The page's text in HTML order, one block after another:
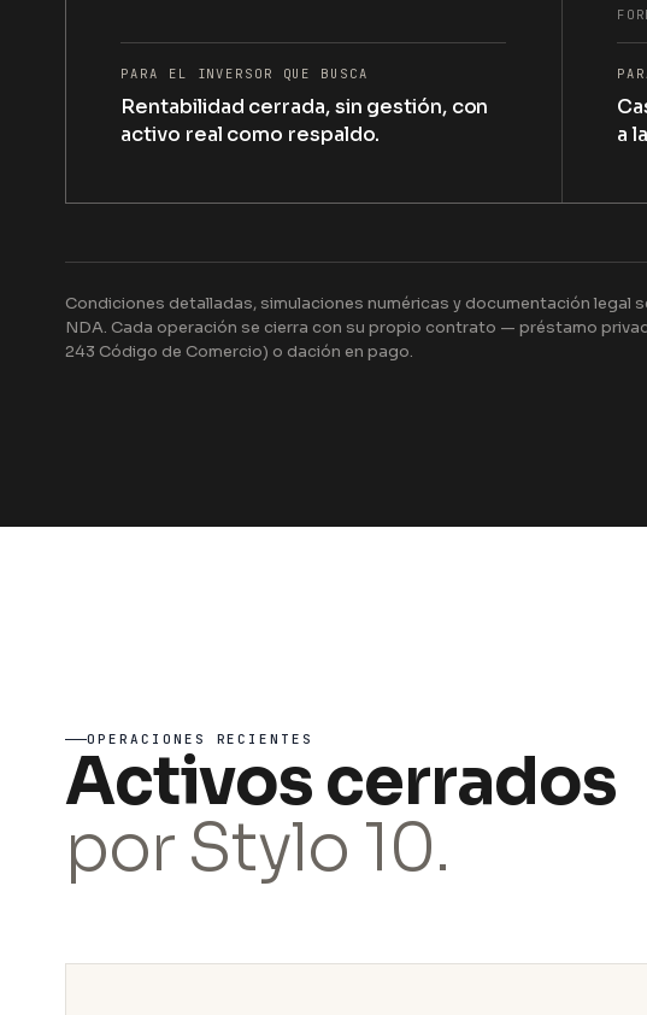
PARA EL INVERSOR QUE BUSCA
Rentabilidad cerrada, sin gestión, con
activo real como respaldo.
a
Condiciones detalladas, simulaciones numéricas y documentación legal
NDA. Cada operación se cierra con su propio contrato — préstamo
243 Código de Comercio) o dación en pago.
OPERACIONES RECIENTES
Activos cerrados
por Stylo 10.